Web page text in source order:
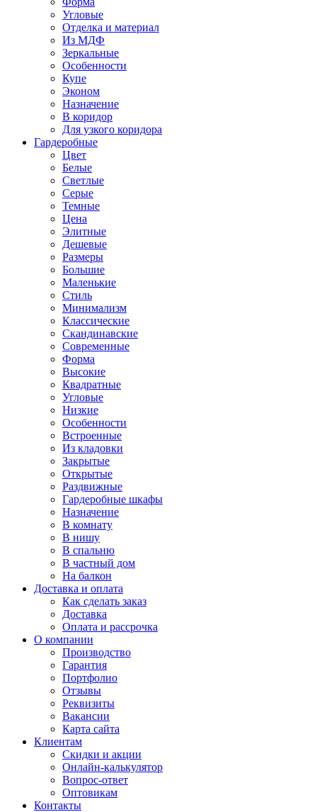
Угловые
Отделка и материал
Из МДФ
Зеркальные
Особенности
Купе
Эконом
Назначение
В коридор
Для узкого коридора
Гардеробные
Цвет
Белые
Светлые
Серые
Темные
Цена
Элитные
Дешевые
Размеры
Большие
Маленькие
Стиль
Минимализм
Классические
Скандинавские
Современные
Форма
Высокие
Квадратные
Угловые
Низкие
Особенности
Встроенные
Из кладовки
Закрытые
Открытые
Раздвижные
Гардеробные шкафы
Назначение
В комнату
В нишу
В спальню
В частный дом
На балкон
Доставка и оплата
Как сделать заказ
Доставка
Оплата и рассрочка
О компании
Производство
Гарантия
Портфолио
Отзывы
Реквизиты
Вакансии
Карта сайта
Клиентам
Скидки и акции
Онлайн-калькулятор
Вопрос-ответ
Оптовикам
Контакты